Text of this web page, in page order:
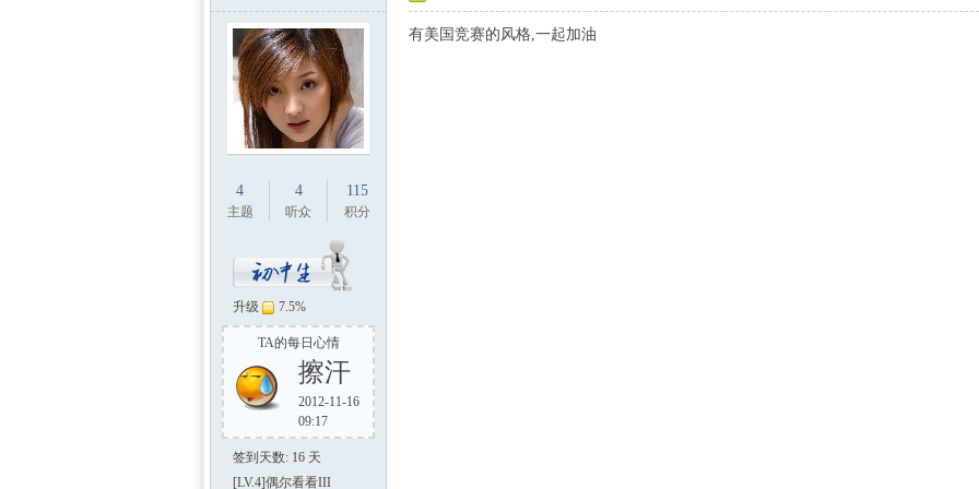
4
主题
4
听众
115
积分
升级 7.5%
TA的每日心情
擦汗
2012-11-16
09:17
签到天数: 16 天
[LV.4]偶尔看看III
有美国竞赛的风格,一起加油